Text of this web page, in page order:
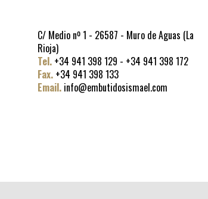
C/ Medio nº 1 - 26587 - Muro de Aguas (La
Rioja)
Tel. +34 941 398 129 - +34 941 398 172
Fax. +34 941 398 133
Email. info@embutidosismael.com